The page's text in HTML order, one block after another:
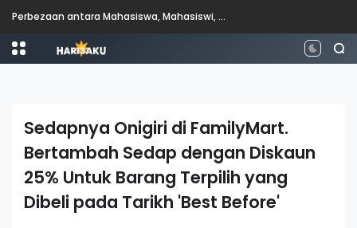
Perbezaan antara Mahasiswa, Mahasiswi, Graduan, Siswazah, Pascasiswazah, Doktor dan Pascakedoktoran
Sedapnya Onigiri di FamilyMart.
Bertambah Sedap dengan Diskaun
25% Untuk Barang Terpilih yang
Dibeli pada Tarikh 'Best Before'